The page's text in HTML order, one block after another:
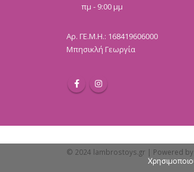
πμ - 9:00 μμ
Αρ. ΓΕ.Μ.Η.: 168419606000
Μπησικλή Γεωργία
© 2024 lambrostoys.gr | Powered by